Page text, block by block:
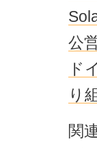
公
ド
り
関